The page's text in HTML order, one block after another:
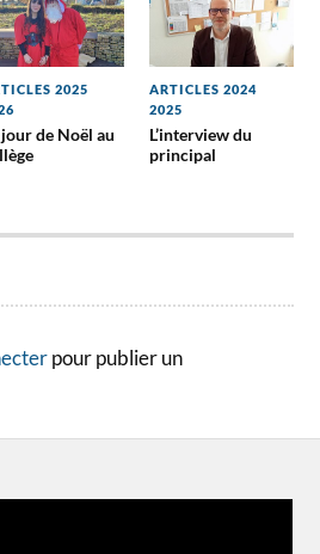
2025
jour de Noël au
ARTICLES 2024
2025
L’interview du
principal
pour publier un